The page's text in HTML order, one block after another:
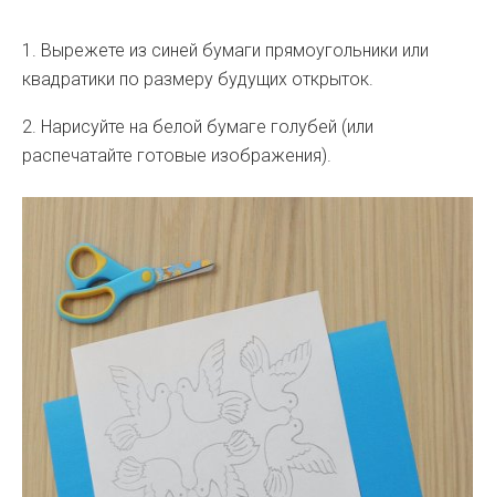
1. Вырежете из синей бумаги прямоугольники или
квадратики по размеру будущих открыток.
2. Нарисуйте на белой бумаге голубей (или
распечатайте готовые изображения).